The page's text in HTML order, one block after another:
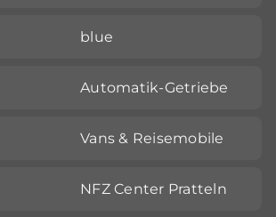
blue
Automatik-Getriebe
Vans & Reisemobile
NFZ Center Pratteln